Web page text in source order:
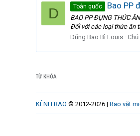
D Toàn quốc Bao PP
BAO PP ĐỰNG THỨC
Đối với các loại thức ăn
Dũng Bao Bì Louis
TỪ KHÓA
KÊNH RAO © 2012-2026 | Rao vặt